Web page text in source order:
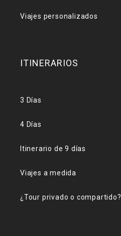
Viajes personalizados
ITINERARIOS
3 Días
4 Días
Itinerario de 9 días
Viajes a medida
¿Tour privado o compartido?